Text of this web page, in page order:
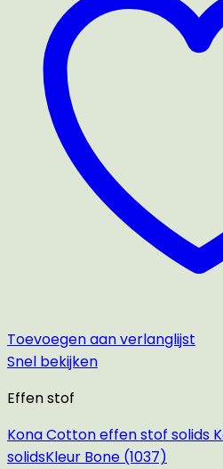
Toevoegen aan verlanglijst
Snel bekijken
Effen stof
Kona Cotton effen stof solids
solidsKleur Bone (1037)